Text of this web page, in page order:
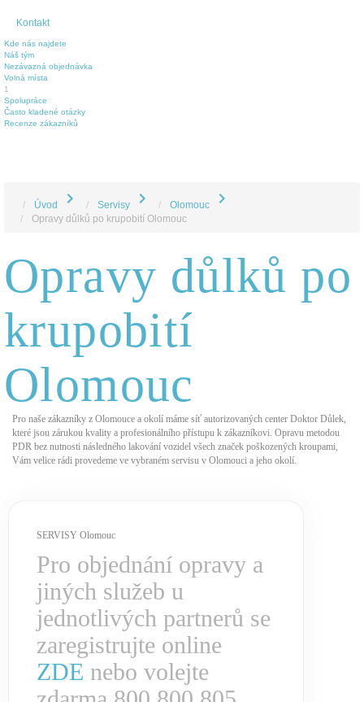
Kontakt
Kde nás najdete
Náš tým
Nezávazná objednávka
Volná místa
1
Spolupráce
Často kladené otázky
Recenze zákazníků
Úvod chevron_right Servisy chevron_right Olomouc chevron_right
Opravy důlků po krupobití Olomouc
Opravy důlků po
krupobití
Olomouc
Pro naše zákazníky z Olomouce a okolí máme síť autorizovaných center Doktor Důlek,
které jsou zárukou kvality a profesionálního přístupu k zákazníkovi. Opravu metodou
PDR bez nutnosti následného lakování vozidel všech značek poškozených kroupami,
Vám velice rádi provedeme ve vybraném servisu v Olomouci a jeho okolí.
SERVISY Olomouc
Pro objednání opravy a
jiných služeb u
jednotlivých partnerů se
zaregistrujte online
ZDE nebo volejte